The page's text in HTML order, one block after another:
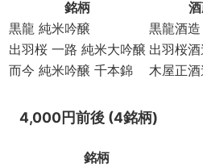
銘柄
黒龍 純米吟醸
黒龍酒
出羽桜 一路 純米大吟醸 出羽桜
而今 純米吟醸 千本錦
木屋正
4,000円前後 (4銘柄)
銘柄